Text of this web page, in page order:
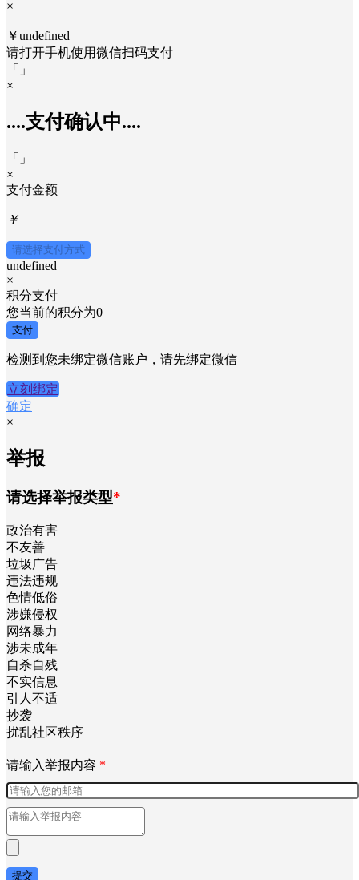
取消
￥undefined
请打开手机使用
「
「
×
￥
请选择支付方式
undefined
×
积分支付
您当前的积分为
检测到您未绑定微信账户，请先绑定微信
立刻绑定
确定
政治有害
不友善
垃圾广告
违法违规
色情低俗
涉嫌侵权
网络暴力
涉未成年
自杀自残
不实信息
引人不适
抄袭
请输入举报内容*